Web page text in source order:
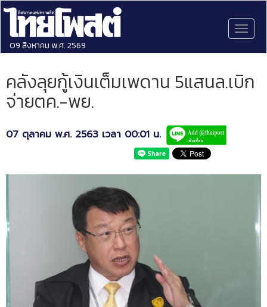
09 สิงหาคม พ.ศ. 2569
คลังลุยกู้เงินเต็มเพดาน 5แสนล.เบิก
จ่ายตค.-พย.
07 ตุลาคม พ.ศ. 2563 เวลา 00:01 น.